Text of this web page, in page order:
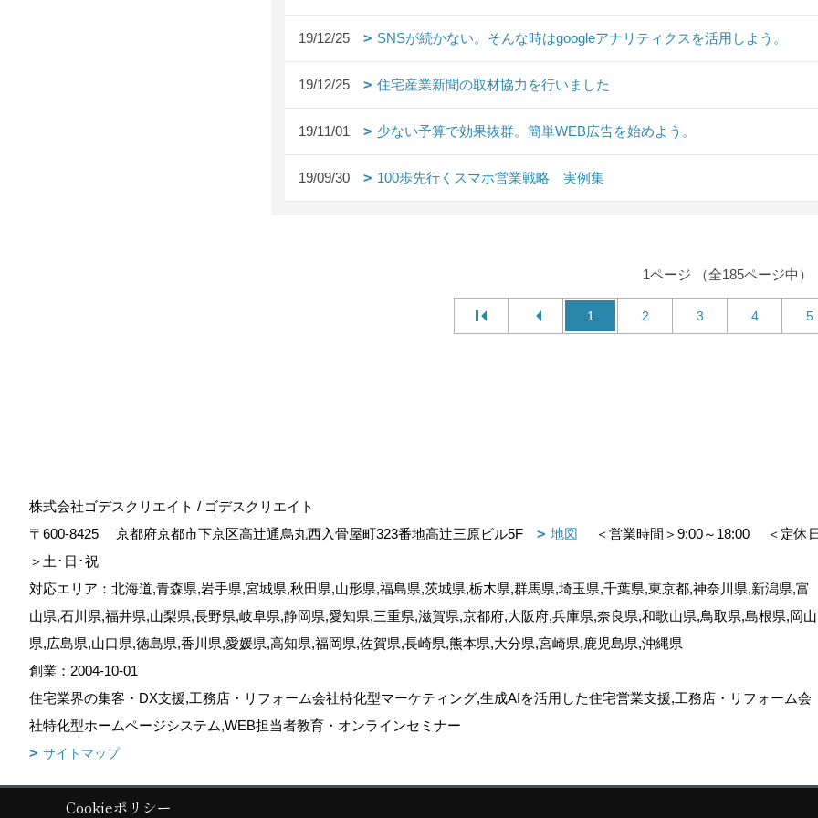
19/12/25 SNSが続かない。そんな時はgoogleアナリティクスを活用しよう。
19/12/25 住宅産業新聞の取材協力を行いました
19/11/01 少ない予算で効果抜群。簡単WEB広告を始めよう。
19/09/30 100歩先行くスマホ営業戦略 実例集
1ページ （全185ページ中）
1 2 3 4 5
株式会社ゴデスクリエイト / ゴデスクリエイト
〒600-8425
京都府京都市下京区高辻通烏丸西入骨屋町323番地高辻三原ビル5F 地図 ＜営業時間＞9:00～18:00
＜定休
＞土･日･祝
対応エリア：北海道,青森県,岩手県,宮城県,秋田県,山形県,福島県,茨城県,栃木県,群馬県,埼玉県,千葉県,東京都,神奈川県,新潟県,富
山県,石川県,福井県,山梨県,長野県,岐阜県,静岡県,愛知県,三重県,滋賀県,京都府,大阪府,兵庫県,奈良県,和歌山県,鳥取県,島根県,岡山
県,広島県,山口県,徳島県,香川県,愛媛県,高知県,福岡県,佐賀県,長崎県,熊本県,大分県,宮崎県,鹿児島県,沖縄県
創業：2004-10-01
住宅業界の集客・DX支援,工務店・リフォーム会社特化型マーケティング,生成AIを活用した住宅営業支援,工務店・リフォーム会
社特化型ホームページシステム,WEB担当者教育・オンラインセミナー
サイトマップ
Copyright (c) GODDESS CREATE. All Rights Reserved.
Cookieポリシー